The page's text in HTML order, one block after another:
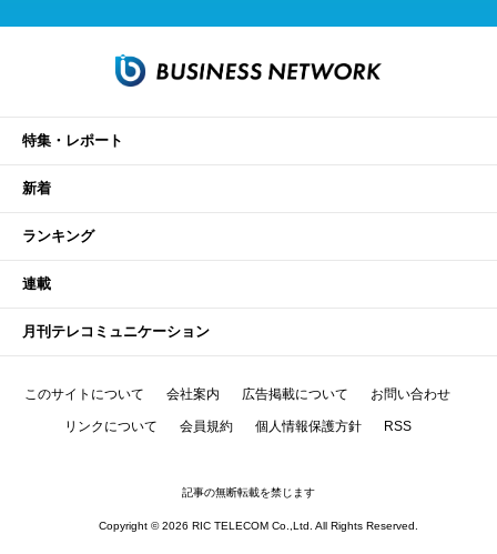
特集・レポート
新着
ランキング
連載
月刊テレコミュニケーション
このサイトについて 会社案内 広告掲載について お問い合わせ
リンクについて 会員規約 個人情報保護方針 RSS
記事の無断転載を禁じます
Copyright © 2026 RIC TELECOM Co.,Ltd. All Rights Reserved.